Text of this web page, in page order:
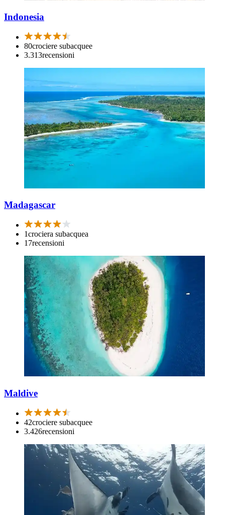
Indonesia
80crociere subacquee
3.313recensioni
Madagascar
1crociera subacquea
17recensioni
Maldive
42crociere subacquee
3.426recensioni